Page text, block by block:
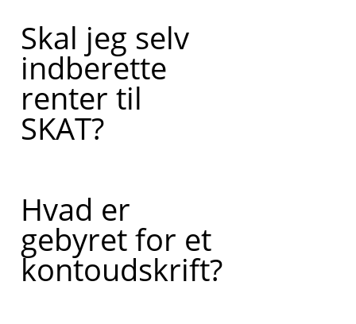
Skal jeg selv
indberette
renter til
SKAT?
Hvad er
gebyret for et
kontoudskrift?